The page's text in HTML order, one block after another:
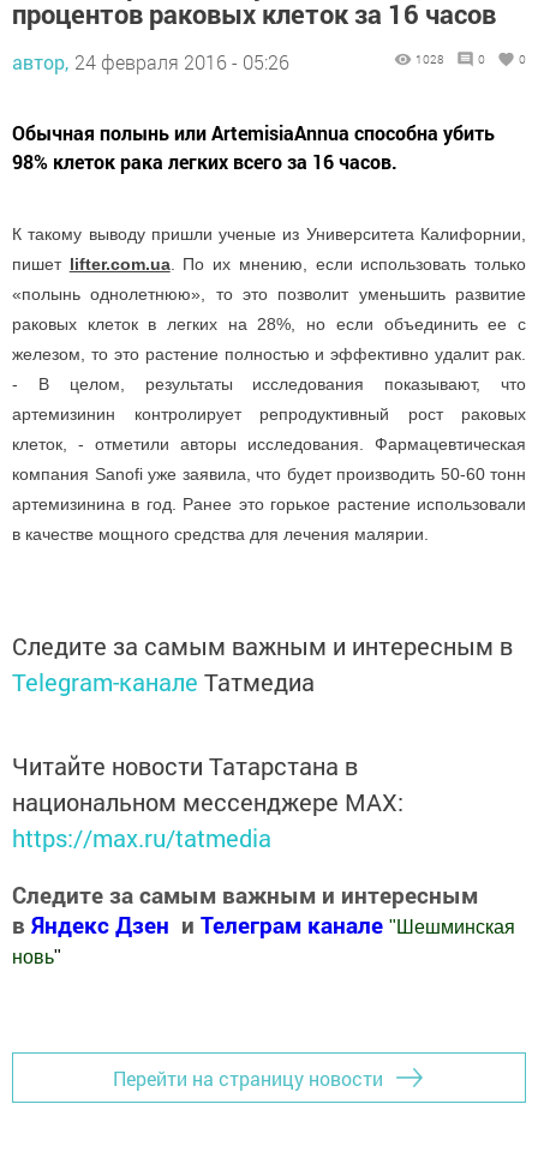
процентов раковых клеток за 16 часов
автор, 24 февраля 2016 - 05:26 1028 0 0
Обычная полынь или ArtemisiaAnnua способна убить
98% клеток рака легких всего за 16 часов.
К такому выводу пришли ученые из Университета Калифорнии,
пишет lifter.com.ua. По их мнению, если использовать только
«полынь однолетнюю», то это позволит уменьшить развитие
раковых клеток в легких на 28%, но если объединить ее с
железом, то это растение полностью и эффективно удалит рак.
- В целом, результаты исследования показывают, что
артемизинин контролирует репродуктивный рост раковых
клеток, - отметили авторы исследования. Фармацевтическая
компания Sanofi уже заявила, что будет производить 50-60 тонн
артемизинина в год. Ранее это горькое растение использовали
в качестве мощного средства для лечения малярии.
Следите за самым важным и интересным в
Telegram-канале Татмедиа
Читайте новости Татарстана в
национальном мессенджере MАХ:
https://max.ru/tatmedia
Следите за самым важным и интересным
в Яндекс Дзен и Телеграм канале " Шешминская
новь"
Перейти на страницу новости